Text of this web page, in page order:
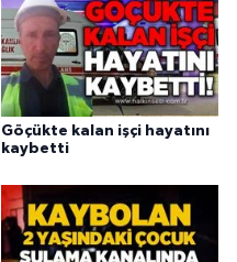
Göçükte kalan işçi hayatını
kaybetti